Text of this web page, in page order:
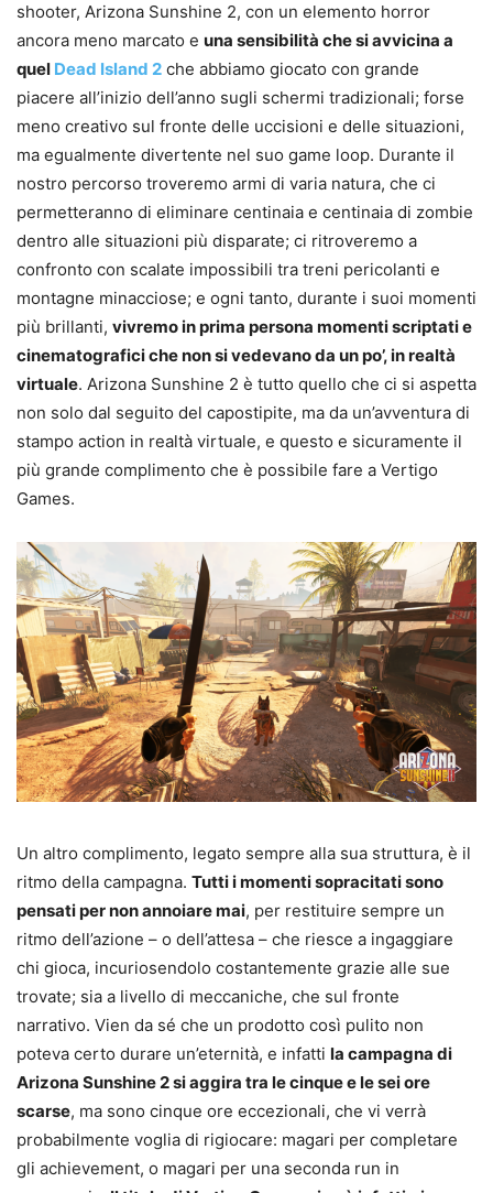
shooter, Arizona Sunshine 2, con un elemento horror
ancora meno marcato e una sensibilità che si avvicina a
quel Dead Island 2 che abbiamo giocato con grande
piacere all’inizio dell’anno sugli schermi tradizionali; forse
meno creativo sul fronte delle uccisioni e delle situazioni,
ma egualmente divertente nel suo game loop. Durante il
nostro percorso troveremo armi di varia natura, che ci
permetteranno di eliminare centinaia e centinaia di zombie
dentro alle situazioni più disparate; ci ritroveremo a
confronto con scalate impossibili tra treni pericolanti e
montagne minacciose; e ogni tanto, durante i suoi momenti
più brillanti, vivremo in prima persona momenti scriptati e
cinematografici che non si vedevano da un po’, in realtà
virtuale. Arizona Sunshine 2 è tutto quello che ci si aspetta
non solo dal seguito del capostipite, ma da un’avventura di
stampo action in realtà virtuale, e questo e sicuramente il
più grande complimento che è possibile fare a Vertigo
Games.
Un altro complimento, legato sempre alla sua struttura, è il
ritmo della campagna. Tutti i momenti sopracitati sono
pensati per non annoiare mai, per restituire sempre un
ritmo dell’azione – o dell’attesa – che riesce a ingaggiare
chi gioca, incuriosendolo costantemente grazie alle sue
trovate; sia a livello di meccaniche, che sul fronte
narrativo. Vien da sé che un prodotto così pulito non
poteva certo durare un’eternità, e infatti la campagna di
Arizona Sunshine 2 si aggira tra le cinque e le sei ore
scarse, ma sono cinque ore eccezionali, che vi verrà
probabilmente voglia di rigiocare: magari per completare
gli achievement, o magari per una seconda run in